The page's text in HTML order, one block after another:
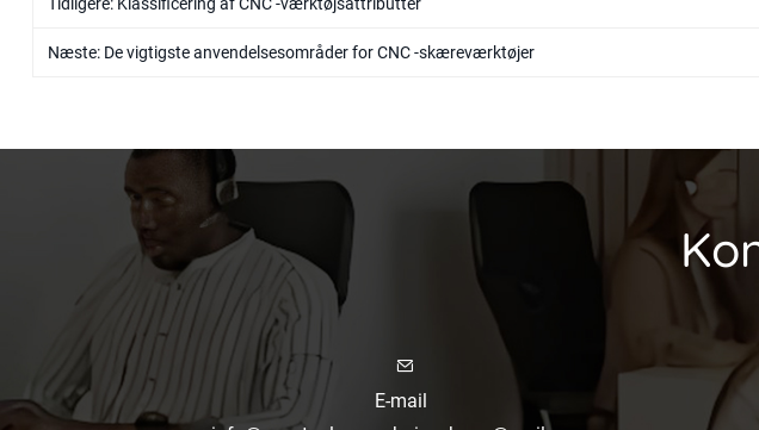
Næste: De vigtigste anvendelsesområder for CNC -skæreværktøjer
E-mail